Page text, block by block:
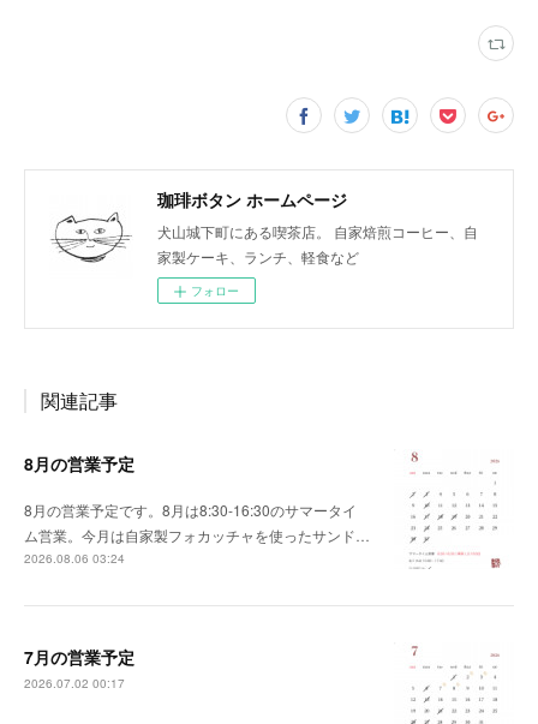
珈琲ボタン ホームページ
犬山城下町にある喫茶店。 自家焙煎コーヒー、自
家製ケーキ、ランチ、軽食など
フォロー
関連記事
8月の営業予定
8月の営業予定です。8月は8:30-16:30のサマータイ
ム営業。今月は自家製フォカッチャを使ったサンド…
2026.08.06 03:24
7月の営業予定
2026.07.02 00:17